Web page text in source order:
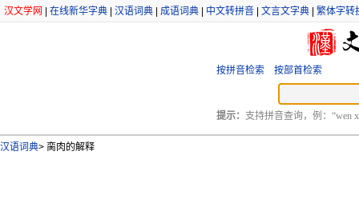
汉文学网 在线新华字典 汉语词典 成语词典 中文转拼音 文言文字典 繁体字转
按拼音检索 按部首检索
提示： 支持拼音查询，例：“wen
汉语词典> 脔肉的解释